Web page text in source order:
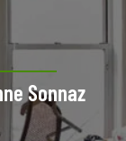
Sonnaz